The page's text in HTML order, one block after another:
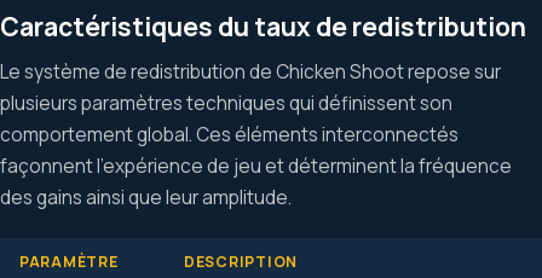
Caractéristiques du taux de redistribution
Le système de redistribution de Chicken Shoot repose sur
plusieurs paramètres techniques qui définissent son
comportement global. Ces éléments interconnectés
façonnent l’expérience de jeu et déterminent la fréquence
des gains ainsi que leur amplitude.
PARAMÈTRE DESCRIPTION